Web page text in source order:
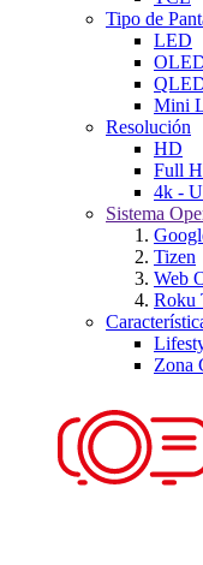
Tipo de
LED
Mini
Resolución
HD
Full
4k -
Sistema
Tizen
Web
Roku
Zona